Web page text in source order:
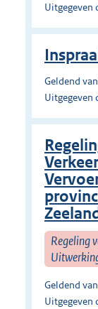
Uitgegeven
Geldend
Uitgegeven
Regeling
Geldend
Uitgegeven